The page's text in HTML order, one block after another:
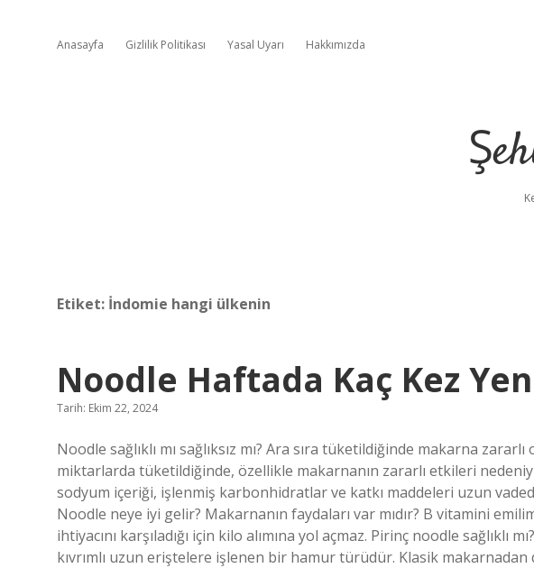
Anasayfa Gizlilik Politikası Yasal Uyarı Hakkımızda
Etiket: İndomie hangi ülkenin
Noodle Haftada Kaç Kez
Tarih: Ekim 22, 2024
Noodle sağlıklı mı sağlıksız mı? Ara sıra tüketildiğinde makarna
miktarlarda tüketildiğinde, özellikle makarnanın zararlı etkileri
sodyum içeriği, işlenmiş karbonhidratlar ve katkı maddeleri uzun
Noodle neye iyi gelir? Makarnanın faydaları var mıdır? B vitamini
ihtiyacını karşıladığı için kilo alımına yol açmaz. Pirinç noodle sağlıklı
kıvrımlı uzun eriştelere işlenen bir hamur türüdür. Klasik makarnadan